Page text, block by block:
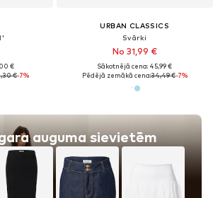
€
€-7%
auguma sievietēm
URBAN CLASSICS
Svārki
No 31,99 €
Sākotnējā cena: 45,99 €
Pēdējā zemākā cena:34,49 €-7%